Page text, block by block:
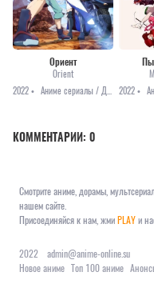
Ориент
Orient
2022 •
Аниме сериалы / Драма / Приключения / Фэнтези / Аниме 2022
2022 •
КОММЕНТАРИИ: 0
Смотрите аниме, дорамы,
нашем сайте.
Присоединяйся к нам, жмиPLAYи
2022
admin@anime-online.su
Новое аниме Топ 100 аниме